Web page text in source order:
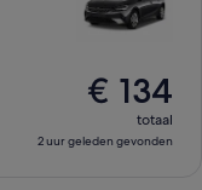
€ 134
totaal
2 uur geleden gevonden